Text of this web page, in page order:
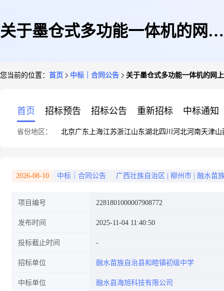
关于墨仓式多功能一体机的网上
您当前的位置： 首页 中标｜合同公告 关于墨仓式多功能一体机的网
首页 招标预告 招标公告 重新招标 中标通知
省份地区： 北京广东 上海江苏浙江山东湖北四川 河北河南天津山
2026-08-10 中标｜合同公告 广西壮族自治区 柳州市 融水苗
项目编号 2281801000007908772
发布时间 2025-11-04 11:40:50
投标截止时间
招标单位 融水苗族自治县和睦镇初级中学
中标单位 融水县海旭科技有限公司